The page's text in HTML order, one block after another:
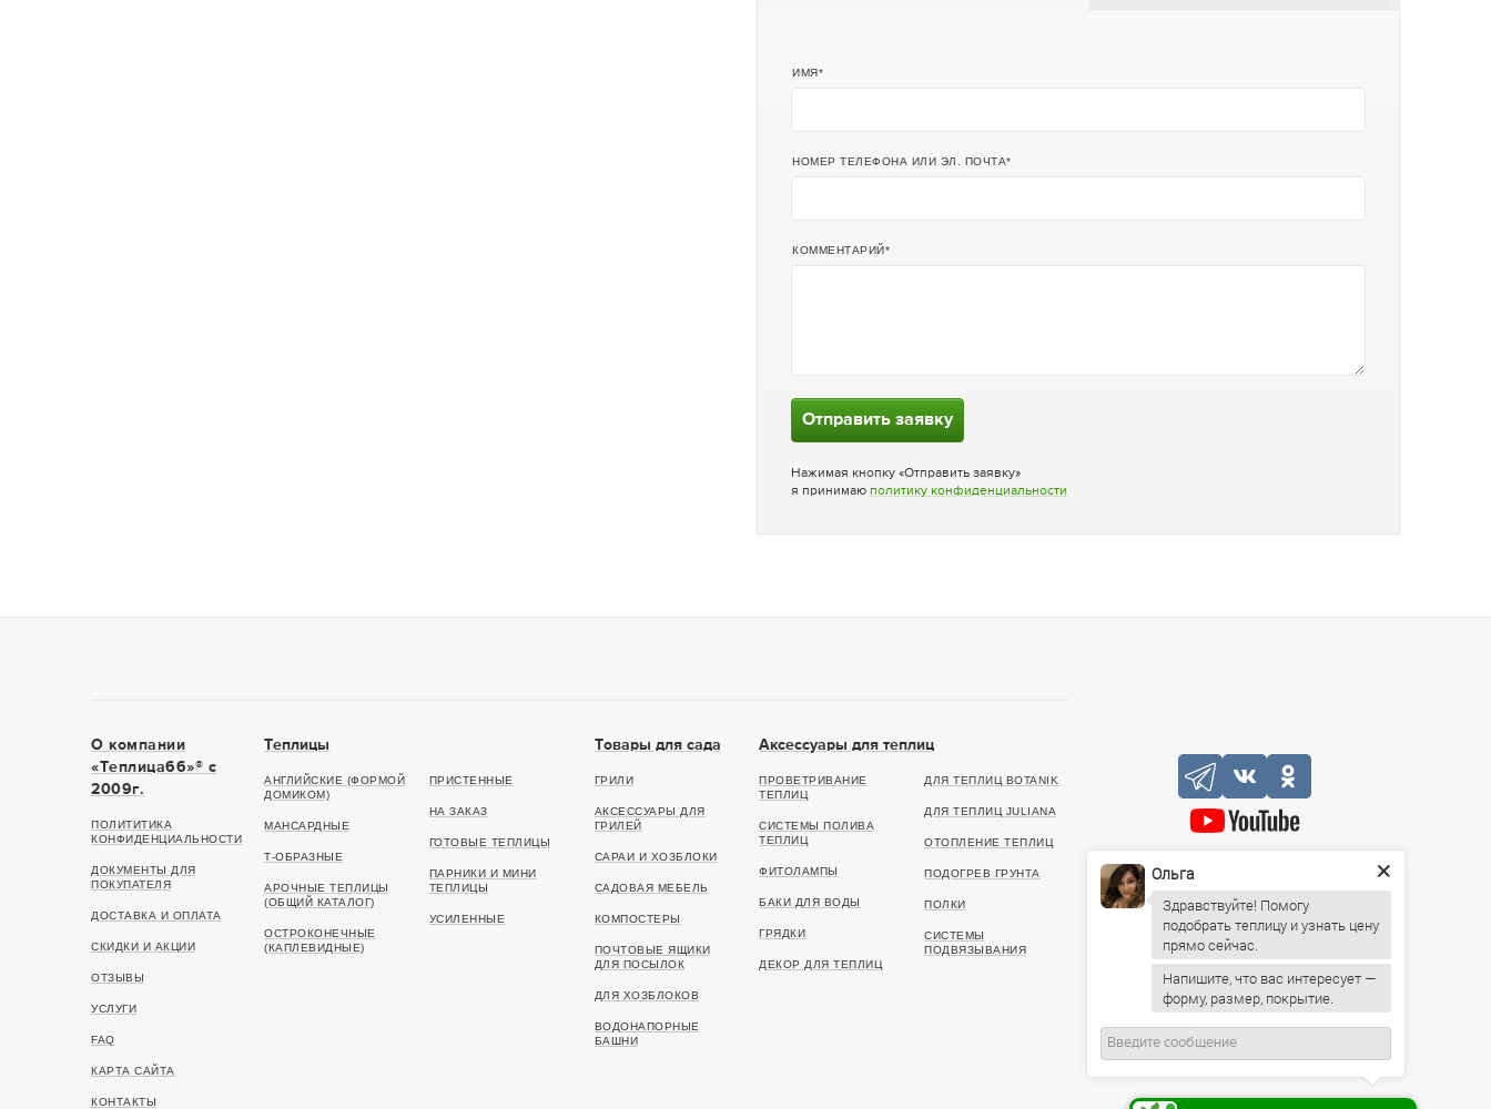
ИМЯ
НОМЕР ТЕЛЕФОНА ИЛИ ЭЛ. ПОЧТА
КОММЕНТАРИЙ
Отправить заявку
Нажимая кнопку «Отправить заявку»
я принимаю политику конфиденциальности
О компании
«Теплица66»® c
2009г.
ПОЛИТИТИКА
КОНФИДЕНЦИАЛЬНОСТИ
ДОКУМЕНТЫ ДЛЯ
ПОКУПАТЕЛЯ
ДОСТАВКА И ОПЛАТА
СКИДКИ И АКЦИИ
ОТЗЫВЫ
УСЛУГИ
FAQ
КАРТА САЙТА
КОНТАКТЫ
Теплицы
АНГЛИЙСКИЕ (ФОРМОЙ
ДОМИКОМ)
МАНСАРДНЫЕ
Т-ОБРАЗНЫЕ
АРОЧНЫЕ ТЕПЛИЦЫ
(ОБЩИЙ КАТАЛОГ)
ОСТРОКОНЕЧНЫЕ
(КАПЛЕВИДНЫЕ)
ПРИСТЕННЫЕ
НА ЗАКАЗ
ГОТОВЫЕ ТЕПЛИЦЫ
ПАРНИКИ И МИНИ
ТЕПЛИЦЫ
УСИЛЕННЫЕ
Товары для сада
ГРИЛИ
АКСЕССУАРЫ ДЛЯ
ГРИЛЕЙ
САРАИ И ХОЗБЛОКИ
САДОВАЯ МЕБЕЛЬ
КОМПОСТЕРЫ
ПОЧТОВЫЕ ЯЩИКИ
ДЛЯ ПОСЫЛОК
ДЛЯ ХОЗБЛОКОВ
ВОДОНАПОРНЫЕ
БАШНИ
Аксессуары для теплиц
ПРОВЕТРИВАНИЕ
ТЕПЛИЦ
СИСТЕМЫ ПОЛИВА
ТЕПЛИЦ
ФИТОЛАМПЫ
БАКИ ДЛЯ ВОДЫ
ГРЯДКИ
ДЕКОР ДЛЯ ТЕПЛИЦ
ДЛЯ ТЕПЛИЦ BOTANIK
ДЛЯ ТЕПЛИЦ JULIANA
ОТОПЛЕНИЕ ТЕПЛИЦ
ПОДОГРЕВ ГРУНТА
ПОЛКИ
СИСТЕМЫ
ПОДВЯЗЫВАНИЯ
+7 (727) 390-05-75
20499, г. Алматы, Санаторная улица, 46
ИНН: 221140022903
Пн-Пт: 09:00 – 19:00,
Сб: 10:00 – 16:00, Вс: По
предварительному согласованию
Ольга
Здравствуйте! Помогу
подобрать теплицу и узнать цену
Напишите, что вас интересует —
форму, размер, покрытие.